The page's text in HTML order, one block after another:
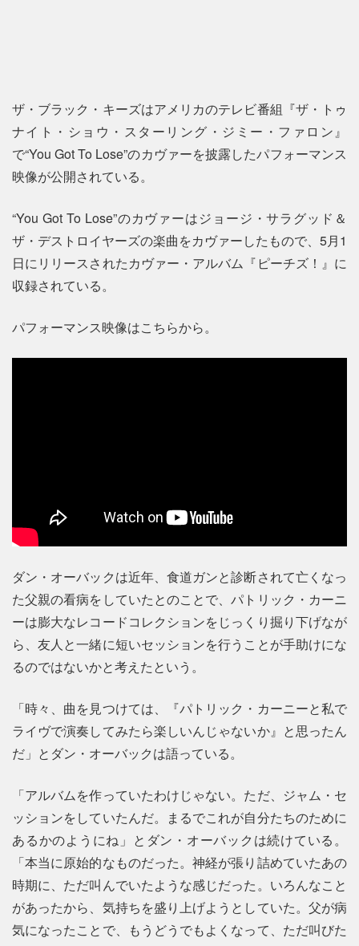
ザ・ブラック・キーズはアメリカのテレビ番組『ザ・トゥ
ナイト・ショウ・スターリング・ジミー・ファロン』
で“You Got To Lose”のカヴァーを披露したパフォーマンス
映像が公開されている。
“You Got To Lose”のカヴァーはジョージ・サラグッド＆
ザ・デストロイヤーズの楽曲をカヴァーしたもので、5月1
日にリリースされたカヴァー・アルバム『ピーチズ！』に
収録されている。
パフォーマンス映像はこちらから。
ダン・オーバックは近年、食道ガンと診断されて亡くなっ
た父親の看病をしていたとのことで、パトリック・カーニ
ーは膨大なレコードコレクションをじっくり掘り下げなが
ら、友人と一緒に短いセッションを行うことが手助けにな
るのではないかと考えたという。
「時々、曲を見つけては、『パトリック・カーニーと私で
ライヴで演奏してみたら楽しいんじゃないか』と思ったん
だ」とダン・オーバックは語っている。
「アルバムを作っていたわけじゃない。ただ、ジャム・セ
ッションをしていたんだ。まるでこれが自分たちのために
あるかのようにね」とダン・オーバックは続けている。
「本当に原始的なものだった。神経が張り詰めていたあの
時期に、ただ叫んでいたような感じだった。いろんなこと
があったから、気持ちを盛り上げようとしていた。父が病
気になったことで、もうどうでもよくなって、ただ叫びた